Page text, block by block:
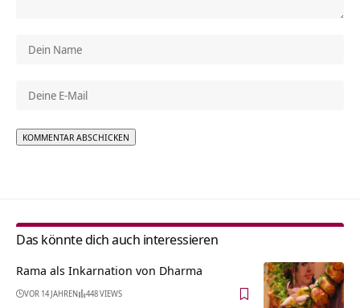
Das könnte dich auch interessieren
Rama als Inkarnation von Dharma
VOR 14 JAHREN 448 VIEWS